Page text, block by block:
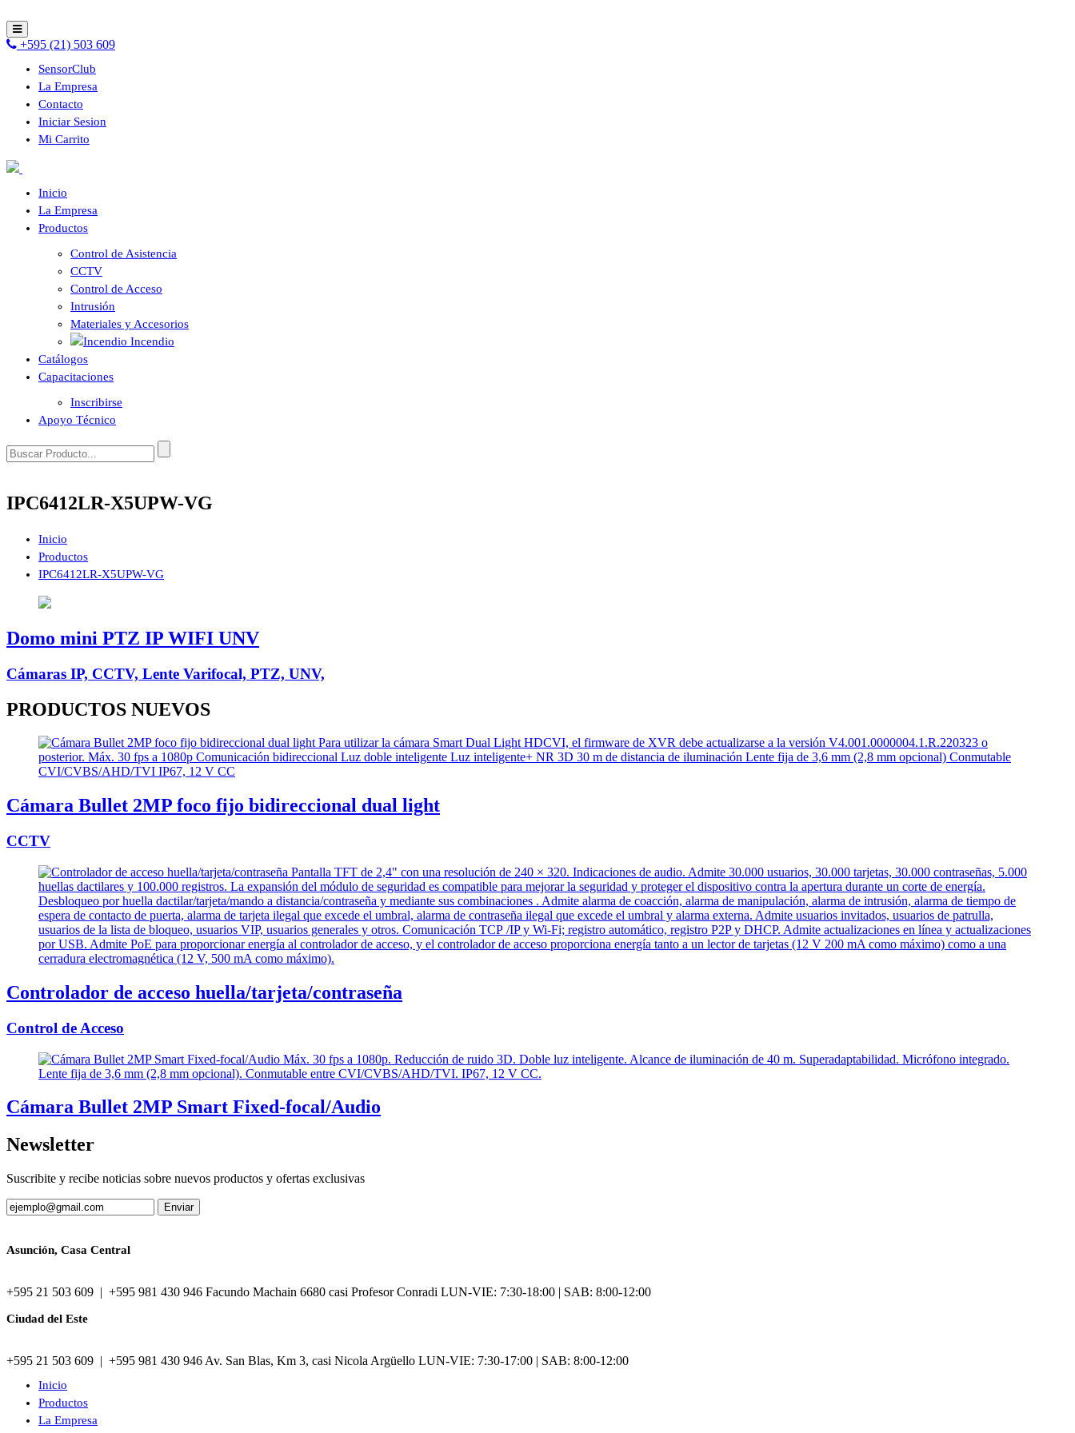
+595 (21) 503 609
SensorClub
La Empresa
Contacto
Iniciar Sesion
Mi Carrito
Inicio
La Empresa
Productos
Control de Asistencia
CCTV
Control de Acceso
Intrusión
Materiales y Accesorios
Incendio
Catálogos
Capacitaciones
Inscribirse
Apoyo Técnico
IPC6412LR-X5UPW-VG
Inicio
Productos
IPC6412LR-X5UPW-VG
Domo mini PTZ IP WIFI UNV
Cámaras IP, CCTV, Lente Varifocal, PTZ, UNV,
PRODUCTOS NUEVOS
Cámara Bullet 2MP foco fijo bidireccional dual light
CCTV
Controlador de acceso huella/tarjeta/contraseña
Control de Acceso
Cámara Bullet 2MP Smart Fixed-focal/Audio
Newsletter
Suscribite y recibe noticias sobre nuevos productos y ofertas exclusivas
Asunción, Casa Central
+595 21 503 609 | +595 981 430 946 Facundo Machain 6680 casi Profesor Conradi LUN-VIE: 7:30-18:00 | SAB: 8:00-12:00
Ciudad del Este
+595 21 503 609 | +595 981 430 946 Av. San Blas, Km 3, casi Nicola Argüello LUN-VIE: 7:30-17:00 | SAB: 8:00-12:00
Inicio
Productos
La Empresa